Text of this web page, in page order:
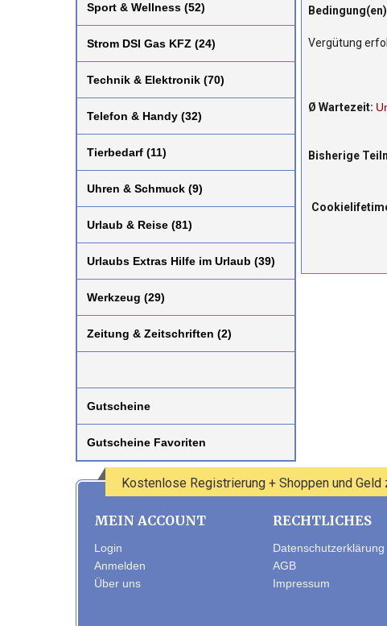
Sport & Wellness (52)
Strom DSl Gas KFZ (24)
Technik & Elektronik (70)
Telefon & Handy (32)
Tierbedarf (11)
Uhren & Schmuck (9)
Urlaub & Reise (81)
Urlaubs Extras Hilfe im Urlaub (39)
Werkzeug (29)
Zeitung & Zeitschriften (2)
Gutscheine
Gutscheine Favoriten
Vergütung
Ø Wartezeit:
Bisherige
Kostenlose Registrierung + Shoppen und Geld
MEIN ACCOUNT
Login
Anmelden
Über uns
RECHTLICHES
Datenschutzerklärung
AGB
Impressum